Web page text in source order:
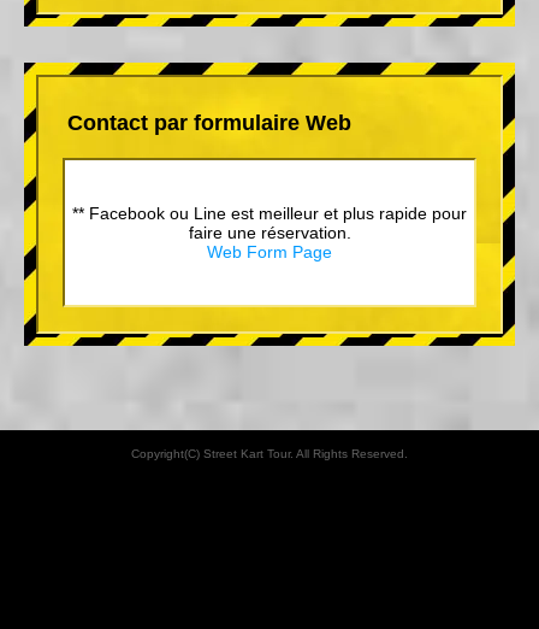
Contact par formulaire Web
** Facebook ou Line est meilleur et plus rapide pour
faire une réservation.
Web Form Page
Copyright(C) Street Kart Tour. All Rights Reserved.